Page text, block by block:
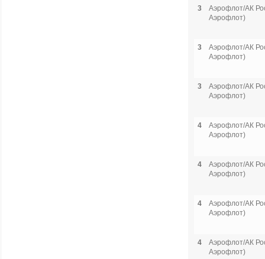
3
Аэрофлот/АК
Аэрофлот)
3
Аэрофлот/АК
Аэрофлот)
3
Аэрофлот/АК
Аэрофлот)
4
Аэрофлот/АК
Аэрофлот)
4
Аэрофлот/АК
Аэрофлот)
4
Аэрофлот/АК
Аэрофлот)
4
Аэрофлот/АК
Аэрофлот)